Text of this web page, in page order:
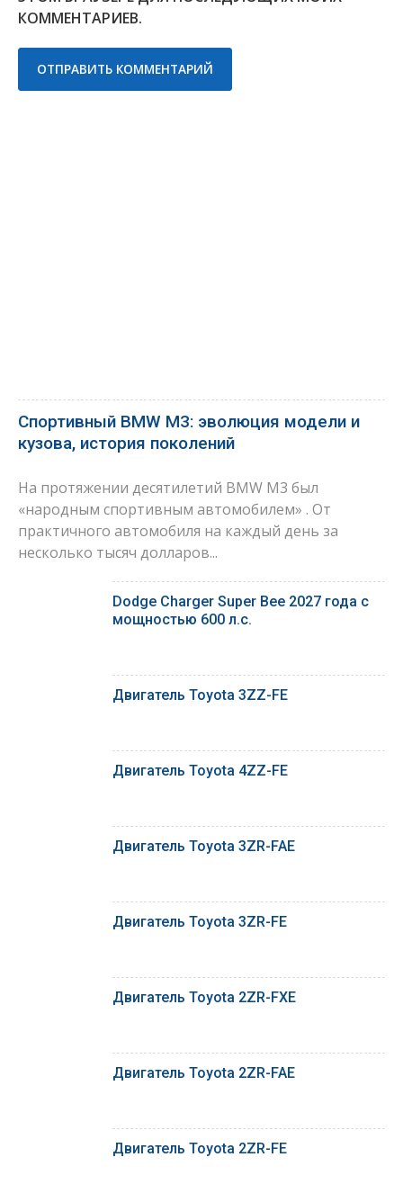
КОММЕНТАРИЕВ.
Спортивный BMW M3: эволюция модели и
кузова, история поколений
На протяжении десятилетий BMW M3 был
«народным спортивным автомобилем» . От
практичного автомобиля на каждый день за
несколько тысяч долларов...
Dodge Charger Super Bee 2027 года с
мощностью 600 л.с.
Двигатель Toyota 3ZZ-FE
Двигатель Toyota 4ZZ-FE
Двигатель Toyota 3ZR-FAE
Двигатель Toyota 3ZR-FE
Двигатель Toyota 2ZR-FXE
Двигатель Toyota 2ZR-FAE
Двигатель Toyota 2ZR-FE